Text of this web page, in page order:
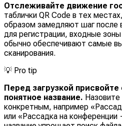
Отслеживайте движение
таблички QR Code в тех
образом замедляют шаг после
для регистрации, входные
обычно обеспечивают самые
сканирования.
💡 Pro tip
Перед загрузкой присвойте
понятное название.
конкретным, например
или «Рассадка на